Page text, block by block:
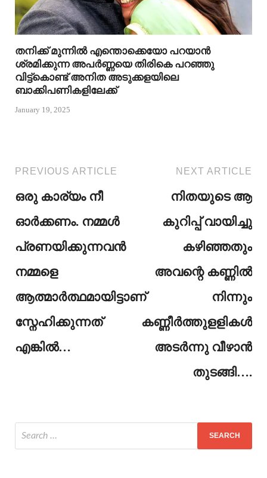
തനിക്ക് മുന്നിൽ എന്തൊക്കെയോ പറയാൻ
ശ്രമിക്കുന്ന അപർണ്ണയെ തിരികെ പറഞ്ഞു
വിട്ട്കൊണ്ട് അനിത അടുക്കളയിലെ
ബാക്കിപണികളിലേക്ക്
January 19, 2025
PREVIOUS ARTICLE
ഒരു കാര്യം നീ
ഓർക്കണം. നമ്മൾ
പ്രണയിക്കുന്നവൻ
നമ്മളെ
ആത്മാർത്ഥമായിട്ടാണ്
സ്നേഹിക്കുന്നത്
എങ്കിൽ…
NEXT ARTICLE
നിതയുടെ ആ
കുറിപ്പ് വായിച്ചു
കഴിഞ്ഞതും
അവന്റെ കണ്ണിൽ
നിന്നും
കണ്ണീർത്തുളളികൾ
അടർന്നു വീഴാൻ
തുടങ്ങി….